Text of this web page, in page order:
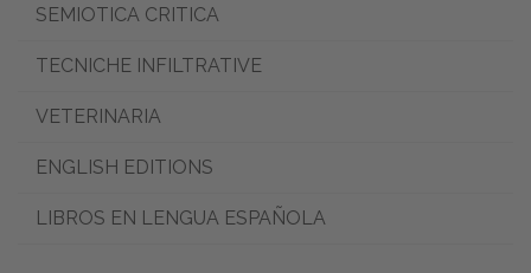
SEMIOTICA CRITICA
TECNICHE INFILTRATIVE
VETERINARIA
ENGLISH EDITIONS
LIBROS EN LENGUA ESPAÑOLA